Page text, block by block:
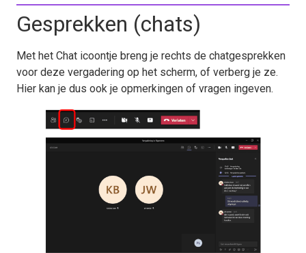
Gesprekken (chats)
Met het Chat icoontje breng je rechts de chatgesprekken
voor deze vergadering op het scherm, of verberg je ze.
Hier kan je dus ook je opmerkingen of vragen ingeven.